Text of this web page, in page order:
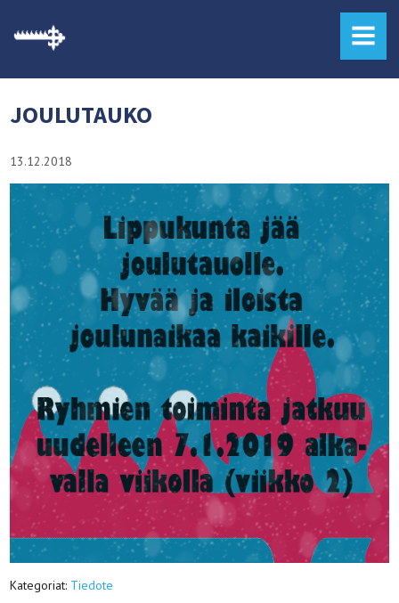
MENU
JOULUTAUKO
13.12.2018
Kategoriat: Tiedote